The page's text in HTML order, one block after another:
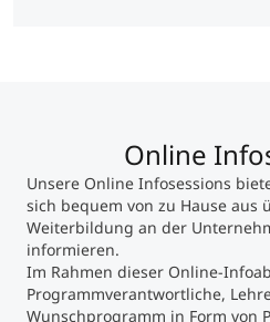
Executive
Online
Unsere Online Infosessions
sich bequem von zu Hause aus
Weiterbildung an der
informieren.
Im Rahmen dieser Online-
Programmverantwortliche,
Wunschprogramm in Form von